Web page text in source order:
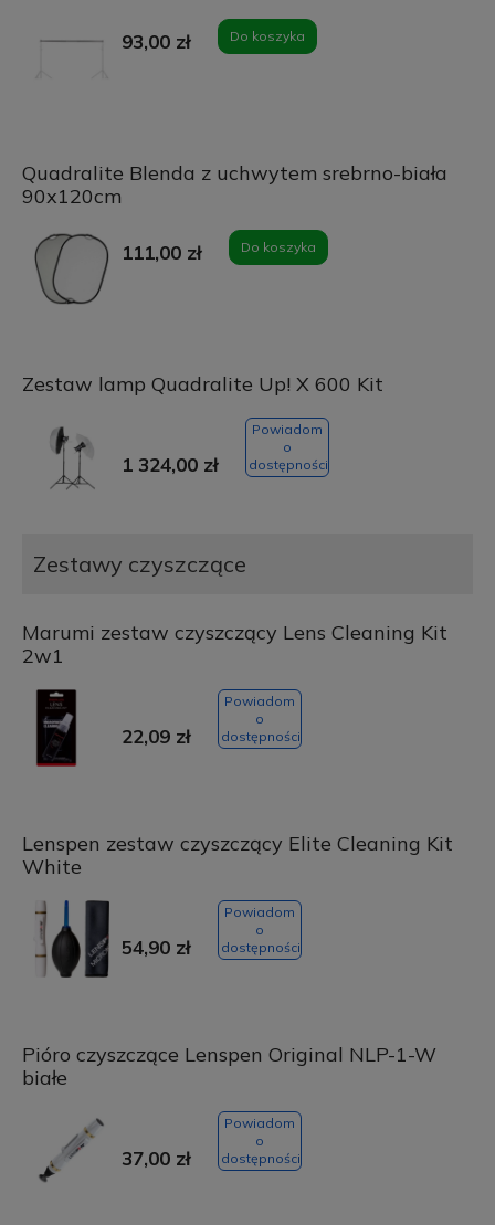
93,00 zł Do koszyka
Quadralite Blenda z uchwytem srebrno-biała
90x120cm
111,00 zł Do koszyka
Zestaw lamp Quadralite Up! X 600 Kit
1 324,00 zł
Powiadom
o
dostępności
Zestawy czyszczące
Marumi zestaw czyszczący Lens Cleaning Kit
2w1
22,09 zł
Powiadom
o
dostępności
Lenspen zestaw czyszczący Elite Cleaning Kit
White
54,90 zł
Powiadom
o
dostępności
Pióro czyszczące Lenspen Original NLP-1-W
białe
37,00 zł
Powiadom
o
dostępności